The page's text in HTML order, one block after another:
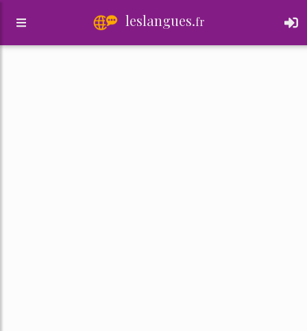
leslangues.fr